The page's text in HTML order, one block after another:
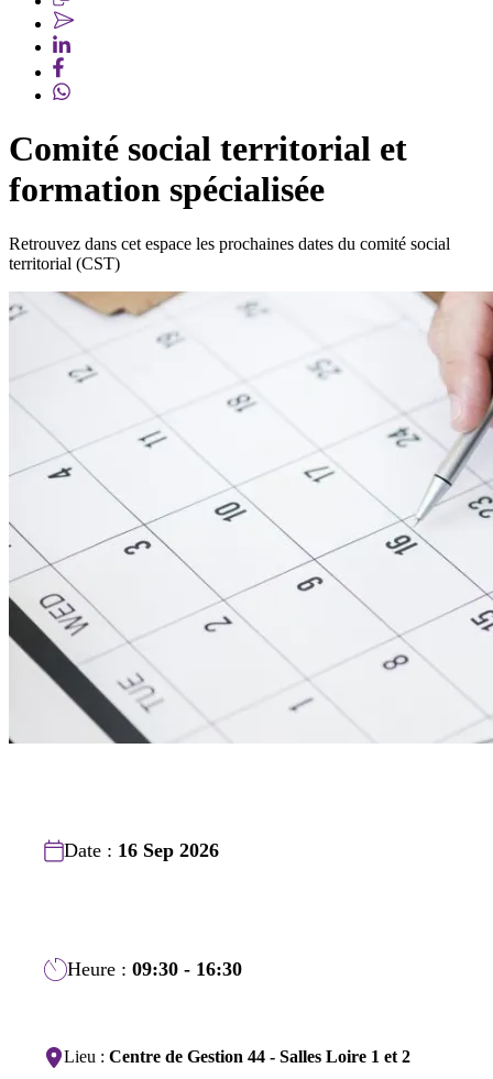
Comité social territorial et
formation spécialisée
Retrouvez dans cet espace les prochaines dates du comité social
territorial (CST)
Date : 16 Sep 2026
Heure : 09:30 - 16:30
Lieu : Centre de Gestion 44 - Salles Loire 1 et 2